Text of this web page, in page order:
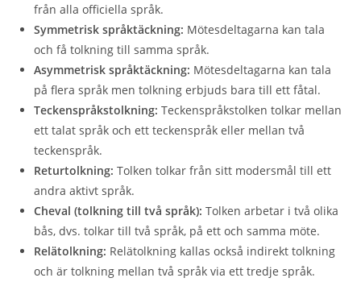
från alla officiella språk.
Symmetrisk språktäckning: Mötesdeltagarna kan tala
och få tolkning till samma språk.
Asymmetrisk språktäckning: Mötesdeltagarna kan tala
på flera språk men tolkning erbjuds bara till ett fåtal.
Teckenspråkstolkning:Teckenspråkstolken tolkar mellan
ett talat språk och ett teckenspråk eller mellan två
teckenspråk.
Returtolkning: Tolken tolkar från sitt modersmål till ett
andra aktivt språk.
Cheval (tolkning till två språk): Tolken arbetar i två olika
bås, dvs. tolkar till två språk, på ett och samma möte.
Relätolkning: Relätolkning kallas också indirekt tolkning
och är tolkning mellan två språk via ett tredje språk.